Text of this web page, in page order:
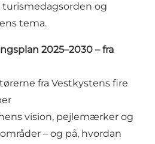
turismedagsorden og
tema.
2025–2030 – fra
fra Vestkystens fire
vision, pejlemærker og
– og på, hvordan